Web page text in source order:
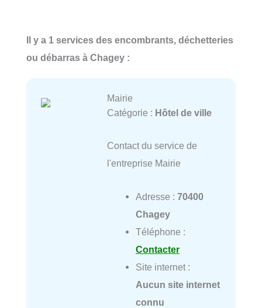
Il y a 1 services des encombrants, déchetteries
ou débarras à Chagey :
Mairie
Catégorie : Hôtel de ville
Contact du service de
l'entreprise Mairie
Adresse : 70400
Chagey
Téléphone :
Contacter
Site internet :
Aucun site internet
connu